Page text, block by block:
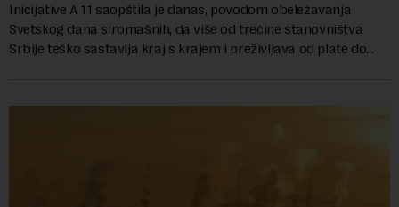
Inicijative A 11 saopštila je danas, povodom obeležavanja
Svetskog dana siromašnih, da više od trećine stanovništva
Srbije teško sastavlja kraj s krajem i preživljava od plate do